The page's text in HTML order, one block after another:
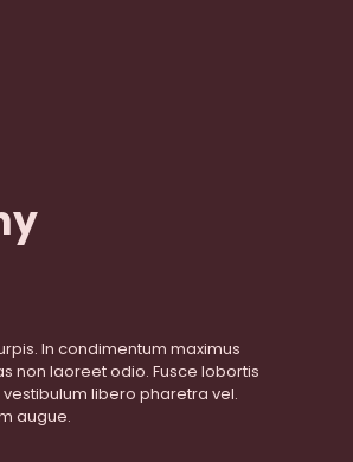
In condimentum maximus
non laoreet odio. Fusce lobortis
libero pharetra vel.
augue.